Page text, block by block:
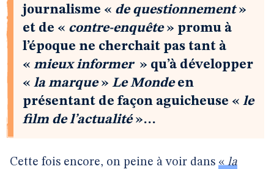
journalisme « de questionnement»
et de « contre-enquête» promu à
l’époque ne cherchait pas tant à
« mieux informer » qu’à développer
« la marque» Le Mondeen
présentant de façon aguicheuse « le
film de l’actualité»…
Cette fois encore, on peine à voir dans «la